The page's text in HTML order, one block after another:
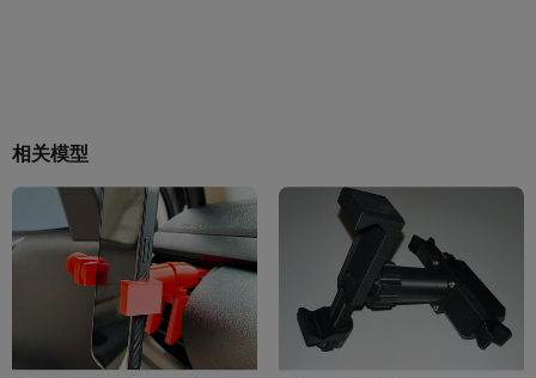
相关模型